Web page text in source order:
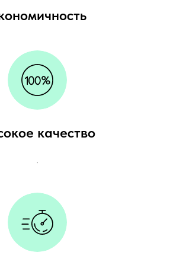
качество